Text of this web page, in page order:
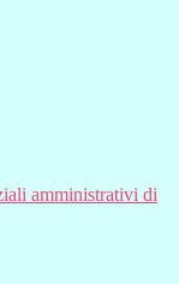
amministrativi di